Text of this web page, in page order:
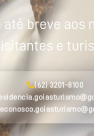
até breve aos
e
(62) 3201-8100